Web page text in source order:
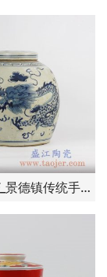
RZFZ05-F_景德镇传统手绘青花龙纹陶瓷罐 茶叶罐 古典现代家居装饰摆件 陈设瓷